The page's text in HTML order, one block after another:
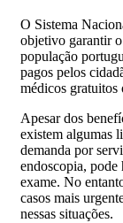
O Sistema
objetivo garantir o
população
pagos pelos
médicos gratuitos
Apesar dos
existem algumas
demanda por
endoscopia, pode
exame. No
casos mais
nessas situações.